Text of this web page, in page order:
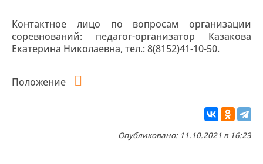
Контактное лицо по вопросам организации
соревнований: педагог-организатор Казакова
Екатерина Николаевна, тел.: 8(8152)41-10-50.
Положение
Опубликовано: 11.10.2021 в 16:23